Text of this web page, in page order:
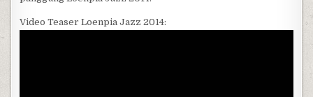
Video Teaser Loenpia Jazz 2014: